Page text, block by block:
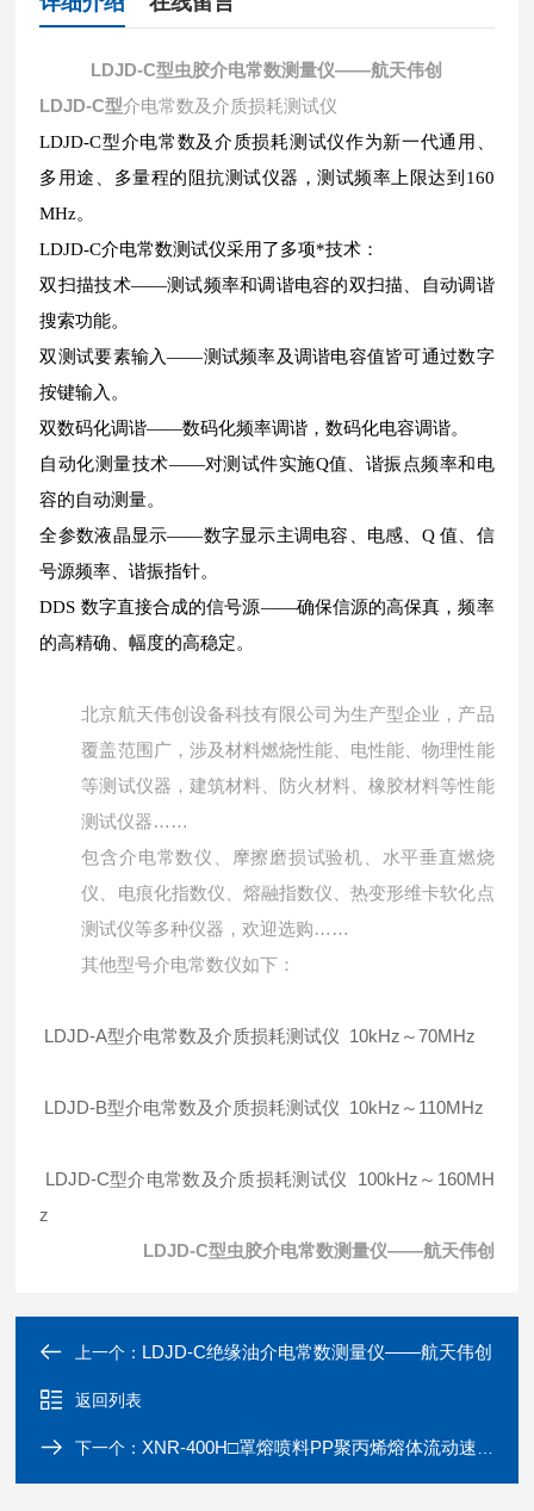
LDJD-C型虫胶介电常数测量仪——航天伟创
LDJD-C型介电常数及介质损耗测试仪
LDJD-C型介电常数及介质损耗测试仪作为新一代通用、
多用途、多量程的阻抗测试仪器，测试频率上限达到 160
MHz。
LDJD-C介电常数测试仪采用了多项*技术：
双扫描技术——测试频率和调谐电容的双扫描、自动调谐
搜索功能。
双测试要素输入——测试频率及调谐电容值皆可通过数字
按键输入。
双数码化调谐——数码化频率调谐，数码化电容调谐。
自动化测量技术——对测试件实施Q值、谐振点频率和电
容的自动测量。
全参数液晶显示——数字显示主调电容、电感、 Q值、信
号源频率、谐振指针。
DDS 数字直接合成的信号源——确保信源的高保真，频率
的高精确、幅度的高稳定。
北京航天伟创设备科技有限公司为生产型企业，产品
覆盖范围广，涉及材料燃烧性能、电性能、物理性能
等测试仪器，建筑材料、防火材料、橡胶材料等性能
测试仪器……
包含介电常数仪、摩擦磨损试验机、水平垂直燃烧
仪、电痕化指数仪、熔融指数仪、热变形维卡软化点
测试仪等多种仪器，欢迎选购……
其他型号介电常数仪如下：
LDJD-A型介电常数及介质损耗测试仪 10kHz～70MHz
LDJD-B型介电常数及介质损耗测试仪 10kHz～110MHz
LDJD-C型介电常数及介质损耗测试仪 100kHz～160MH
z
LDJD-C型虫胶介电常数测量仪——航天伟创
上一个： LDJD-C绝缘油介电常数测量仪——航天伟创
返回列表
下一个：XNR-400H□罩熔喷料PP聚丙烯熔体流动速率测试仪